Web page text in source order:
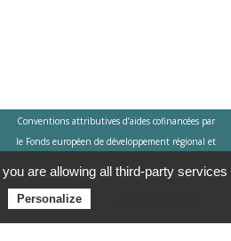
Conventions attributives d’aides cofinancées par
le Fonds européen de développement régional et
cadre du Programme Martinique FEDER 2021-
you are allowing all third-party services
Personalize